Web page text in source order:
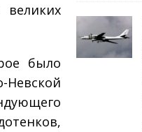
великих
было